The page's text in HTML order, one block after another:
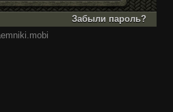
Забыли пароль?